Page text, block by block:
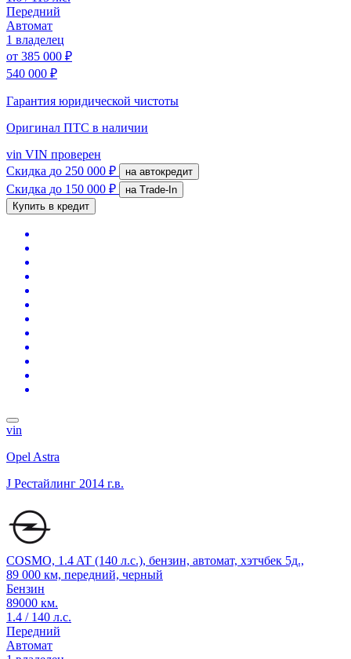
Передний
Автомат
1 владелец
от 385 000 ₽
540 000 ₽
Гарантия юридической чистоты
Оригинал ПТС в наличии
vin VIN проверен
Скидка до 250 000 ₽ на автокредит
Скидка до 150 000 ₽
на Trade-In
Купить в кредит
vin
Opel Astra
J Рестайлинг 2014 г.в.
COSMO, 1.4 AT (140 л.с.), бензин, автомат, хэтчбек 5д.,
89 000 км, передний, черный
Бензин
89000 км.
1.4 / 140 л.с.
Передний
Автомат